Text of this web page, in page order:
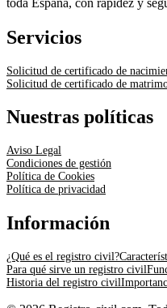
Servicios
Solicitud de certificado de
Solicitud de certificado de
Nuestras políticas
Aviso Legal
Condiciones de gestión
Política de Cookies
Política de privacidad
Información
¿Qué es el registro civil?
Para qué sirve un registro civil
Historia del registro civil